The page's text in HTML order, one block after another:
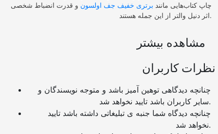
چاپ کتاب‌هایی مانند برتری خفیف جف اولسون و قدرت انضباط شخصی
اثر دنیل والتر از این جمله هستند.
مشاهده بیشتر
نظرات کاربران
سایر کاربران باشد تایید نخواهد شد.
نخواهد شد.